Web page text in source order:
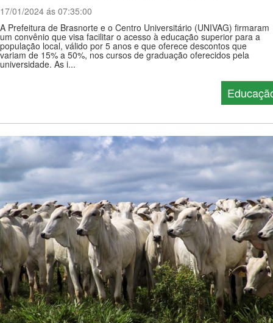
17/01/2024 ás 07:35:00
A Prefeitura de Brasnorte e o Centro Universitário (UNIVAG) firmaram
um convênio que visa facilitar o acesso à educação superior para a
população local, válido por 5 anos e que oferece descontos que
variam de 15% a 50%, nos cursos de graduação oferecidos pela
universidade. As i...